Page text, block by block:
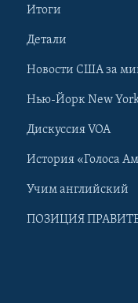
Итоги
Детали
Новости США за
Нью-Йорк New
Дискуссия VOA
История «Голоса
Учим английский
ПОЗИЦИЯ